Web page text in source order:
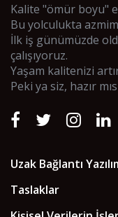
Kalite "ömür boyu"
Bu yolculukta
İlk iş günümüzde
çalışıyoruz.
Yaşam kalitenizi
Peki ya siz, hazır
Uzak Bağlantı
Taslaklar